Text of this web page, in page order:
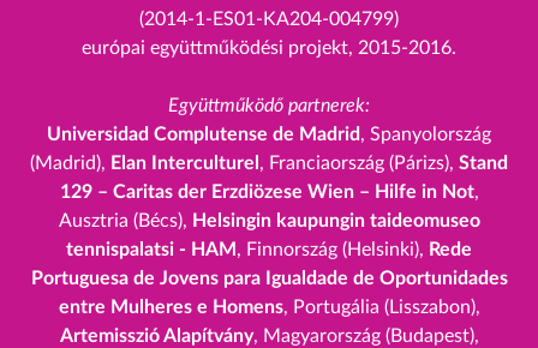
(2014-1-ES01-KA204-004799)
európai együttműködési projekt, 2015-2016.
Együttműködő partnerek:
Universidad Complutense de Madrid, Spanyolország
(Madrid), Elan Interculturel , Franciaország (Párizs), Stand
129 – Caritas der Erzdiözese Wien – Hilfe in Not,
Ausztria (Bécs), Helsingin kaupungin taideomuseo
tennispalatsi - HAM , Finnország (Helsinki), Rede
Portuguesa de Jovens para Igualdade de Oportunidades
entre Mulheres e Homens, Portugália (Lisszabon),
Artemisszió Alapítvány, Magyarország (Budapest),